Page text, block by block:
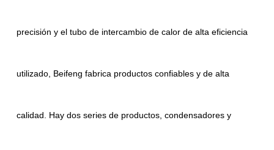
precisión y el tubo de intercambio de calor de alta eficiencia
utilizado, Beifeng fabrica productos confiables y de alta
calidad. Hay dos series de productos, condensadores y